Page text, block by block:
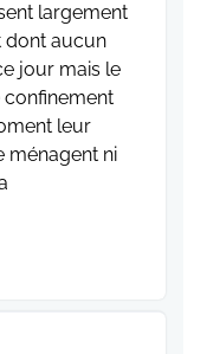
largement
dont aucun
jour mais le
confinement
leur
ménagent ni